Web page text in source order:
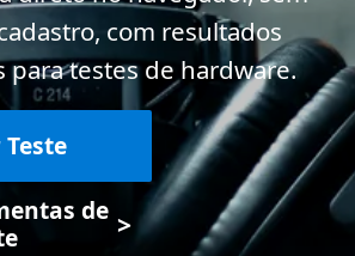
com resultados
para testes de hardware.
de >